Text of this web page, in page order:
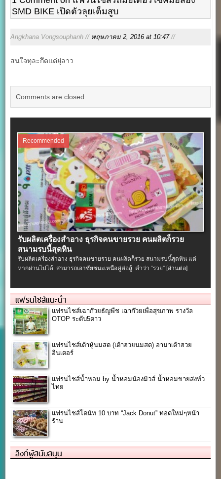
SMD BIKE เปิดตัวลุยเต็มสูบ
Angkhana Vongsouphanh // พฤษภาคม 2, 2016 at 10:47//
สนใจทุละกึดแต่ยุ่ลาว
Comments are closed.
Recommended
รับผลิตเครื่องสําอาง ธุรกิจคนขายรวย คนผลิตก็รวย
สนามรบนี้สุดหิน
รับผลิตเครื่องสําอาง ธุรกิจคนขายรวย คนผลิตก็รวย สนามรบนี้สุดหิน แต่
หากผ่านไปได้ สามารถเอาชัยชนะเหนือคู่ต่อสู้ คำว่า “รวย”[อ่านต่อ]
แฟรนไชส์แนะนำ
แฟรนไชส์เฉาก๊วยธัญพืช เฉาก๊วยเพื่อสุขภาพ รางวัล
OTOP ระดับ5ดาว
แฟรนไชส์เต้าหู้นมสด (เต้าฮวยนมสด) อาม่าเต้าฮวย
อินเตอร์
แฟรนไชส์น้ำหอม by น้ำหอมน้องมิวส์ น้ำหอมขายส่งทั่ว
ไทย
แฟรนไชส์โดนัท 10 บาท “Jack Donut” ทอดใหม่ๆหน้า
ร้าน
ลิงก์ผู้สนับสนุน